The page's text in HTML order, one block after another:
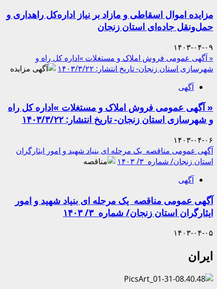
مزایده اموال اسقاطی و مازاد بر نیاز اداره‌کل راهداری و
حمل‌ونقل جاده‌ای استان زنجان
۱۴۰۳-۰۴-۰۹
« آگهی عمومی فروش املاک و مستغلات »اداره­ کل راه و
شهرسازی استان زنجان- تاریخ انتشار: ۱۴۰۳/۳/۲۲
آگهی
« آگهی عمومی فروش املاک و مستغلات »اداره­ کل راه
و شهرسازی استان زنجان- تاریخ انتشار: ۱۴۰۳/۳/۲۲
۱۴۰۳-۰۴-۰۶
آگهی عمومی مناقصه یک مرحله ای بنیاد شهید و امور ایثارگران
استان زنجان/ شماره ۳/ ۱۴۰۳
آگهی
آگهی عمومی مناقصه یک مرحله ای بنیاد شهید و امور
ایثارگران استان زنجان/ شماره ۳/ ۱۴۰۳
۱۴۰۳-۰۴-۰۵
ایران